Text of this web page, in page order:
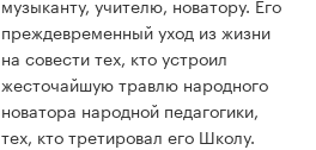
преждевременный уход из жизни
на совести тех, кто устроил
жесточайшую травлю народного
новатора народной педагогики,
тех, кто третировал его Школу.